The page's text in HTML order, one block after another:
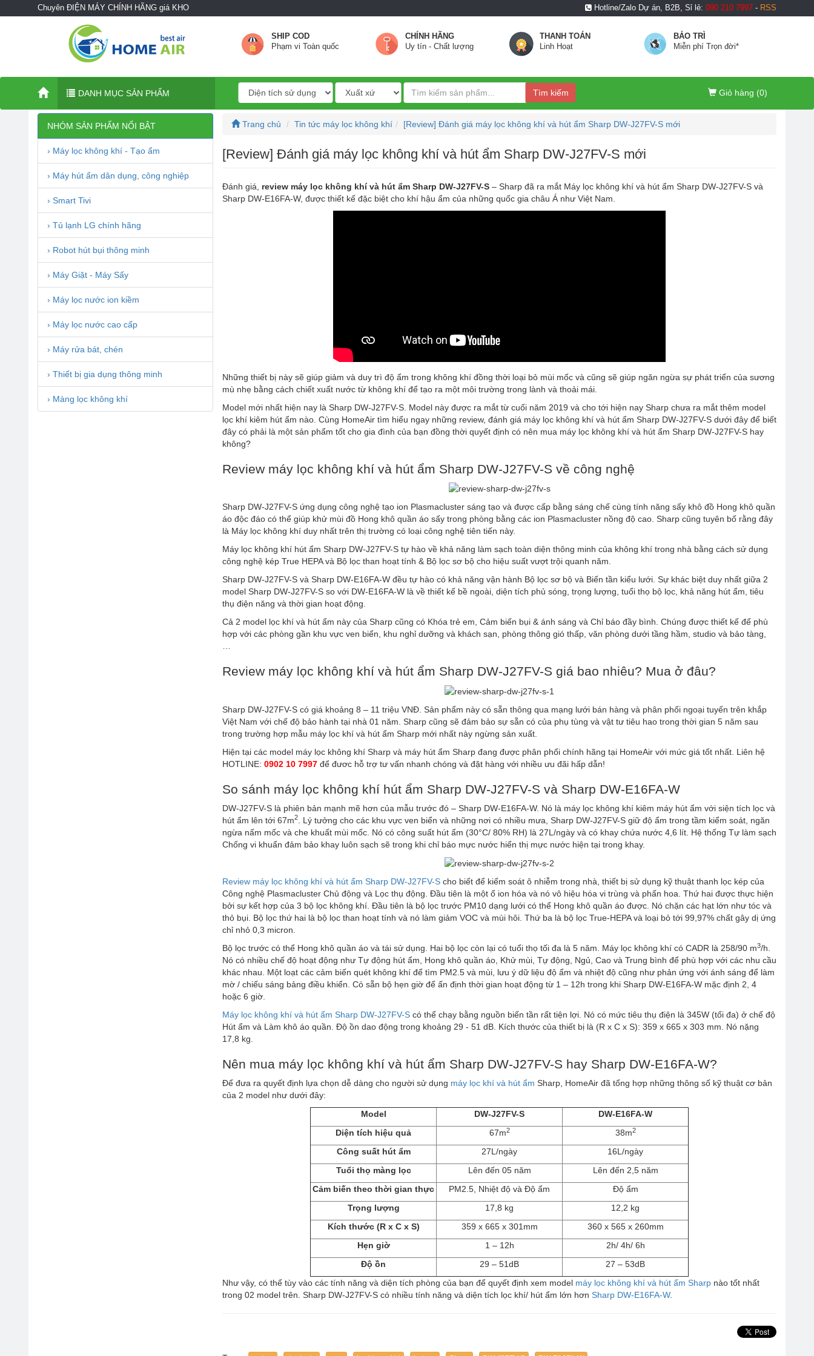
Chuyên ĐIỆN MÁY CHÍNH HÃNG giá KHO Hotline/Zalo Dự án, B2B, Sỉ lẻ: 090 210 7997 - RSS
SHIP COD
Phạm vi Toàn quốc
CHÍNH HÃNG
Uy tín - Chất lượng
THANH TOÁN
Linh Hoạt
BẢO TRÌ
Miễn phí Trọn đời*
DANH MỤC SẢN PHẨM Tìm kiếm Giỏ hàng (0)
NHÓM SẢN PHẨM NỔI BẬT
› Máy lọc không khí - Tạo ẩm
› Máy hút ẩm dân dụng, công nghiệp
› Smart Tivi
› Tủ lạnh LG chính hãng
› Robot hút bụi thông minh
› Máy Giặt - Máy Sấy
› Máy lọc nước ion kiềm
› Máy lọc nước cao cấp
› Máy rửa bát, chén
› Thiết bị gia dụng thông minh
› Màng lọc không khí
Trang chủ Tin tức máy lọc không khí [Review] Đánh giá máy lọc không khí và hút ẩm Sharp DW-J27FV-S mới
[Review] Đánh giá máy lọc không khí và hút ẩm Sharp DW-J27FV-S mới
Đánh giá, review máy lọc không khí và hút ẩm Sharp DW-J27FV-S – Sharp đã ra mắt Máy lọc không khí và hút ẩm Sharp DW-J27FV-S và
Sharp DW-E16FA-W, được thiết kế đặc biệt cho khí hậu ẩm của những quốc gia châu Á như Việt Nam.
Những thiết bị này sẽ giúp giảm và duy trì độ ẩm trong không khí đồng thời loại bỏ mùi mốc và cũng sẽ giúp ngăn ngừa sự phát triển của sương
mù nhẹ bằng cách chiết xuất nước từ không khí để tạo ra một môi trường trong lành và thoải mái.
Model mới nhất hiện nay là Sharp DW-J27FV-S. Model này được ra mắt từ cuối năm 2019 và cho tới hiện nay Sharp chưa ra mắt thêm model
lọc khí kiêm hút ẩm nào. Cùng HomeAir tìm hiểu ngay những review, đánh giá máy lọc không khí và hút ẩm Sharp DW-J27FV-S dưới đây để biết
đây có phải là một sản phẩm tốt cho gia đình của bạn đồng thời quyết định có nên mua máy lọc không khí và hút ẩm Sharp DW-J27FV-S hay
không?
Review máy lọc không khí và hút ẩm Sharp DW-J27FV-S về công nghệ
Sharp DW-J27FV-S ứng dụng công nghệ tạo ion Plasmacluster sáng tạo và được cấp bằng sáng chế cùng tính năng sấy khô đồ Hong khô quần
áo độc đáo có thể giúp khử mùi đồ Hong khô quần áo sấy trong phòng bằng các ion Plasmacluster nồng độ cao. Sharp cũng tuyên bố rằng đây
là Máy lọc không khí duy nhất trên thị trường có loại công nghệ tiên tiến này.
Máy lọc không khí hút ẩm Sharp DW-J27FV-S tự hào về khả năng làm sạch toàn diện thông minh của không khí trong nhà bằng cách sử dụng
công nghệ kép True HEPA và Bộ lọc than hoạt tính & Bộ lọc sơ bộ cho hiệu suất vượt trội quanh năm.
Sharp DW-J27FV-S và Sharp DW-E16FA-W đều tự hào có khả năng vận hành Bộ lọc sơ bộ và Biến tần kiểu lưới. Sự khác biệt duy nhất giữa 2
model Sharp DW-J27FV-S so với DW-E16FA-W là về thiết kế bề ngoài, diện tích phủ sóng, trọng lượng, tuổi thọ bộ lọc, khả năng hút ẩm, tiêu
thụ điện năng và thời gian hoạt động.
Cả 2 model lọc khí và hút ẩm này của Sharp cũng có Khóa trẻ em, Cảm biến bụi & ánh sáng và Chỉ báo đầy bình. Chúng được thiết kế để phù
hợp với các phòng gần khu vực ven biển, khu nghỉ dưỡng và khách sạn, phòng thông gió thấp, văn phòng dưới tầng hầm, studio và bảo tàng,
…
Review máy lọc không khí và hút ẩm Sharp DW-J27FV-S giá bao nhiêu? Mua ở đâu?
Sharp DW-J27FV-S có giá khoảng 8 – 11 triệu VNĐ. Sản phẩm này có sẵn thông qua mạng lưới bán hàng và phân phối ngoại tuyến trên khắp
Việt Nam với chế độ bảo hành tại nhà 01 năm. Sharp cũng sẽ đảm bảo sự sẵn có của phụ tùng và vật tư tiêu hao trong thời gian 5 năm sau
trong trường hợp mẫu máy lọc khí và hút ẩm Sharp mới nhất này ngừng sản xuất.
Hiện tại các model máy lọc không khí Sharp và máy hút ẩm Sharp đang được phân phối chính hãng tại HomeAir với mức giá tốt nhất. Liên hệ
HOTLINE: 0902 10 7997 để đươc hỗ trợ tư vấn nhanh chóng và đặt hàng với nhiều ưu đãi hấp dẫn!
So sánh máy lọc không khí hút ẩm Sharp DW-J27FV-S và Sharp DW-E16FA-W
DW-J27FV-S là phiên bản mạnh mẽ hơn của mẫu trước đó – Sharp DW-E16FA-W. Nó là máy lọc không khí kiêm máy hút ẩm với siện tích lọc và
hút ẩm lên tới 67m2
. Lý tưởng cho các khu vực ven biển và những nơi có nhiều mưa, Sharp DW-J27FV-S giữ độ ẩm trong tầm kiểm soát, ngăn
ngừa nấm mốc và che khuất mùi mốc. Nó có công suất hút ẩm (30°C/ 80% RH) là 27L/ngày và có khay chứa nước 4,6 lít. Hệ thống Tự làm sạch
Chống vi khuẩn đảm bảo khay luôn sạch sẽ trong khi chỉ báo mực nước hiển thị mực nước hiện tại trong khay.
Review máy lọc không khí và hút ẩm Sharp DW-J27FV-S cho biết để kiểm soát ô nhiễm trong nhà, thiết bị sử dụng kỹ thuật thanh lọc kép của
Công nghệ Plasmacluster Chủ động và Lọc thụ động. Đầu tiên là một ổ ion hóa và nó vô hiệu hóa vi trùng và phấn hoa. Thứ hai được thực hiện
bởi sự kết hợp của 3 bộ lọc không khí. Đầu tiên là bộ lọc trước PM10 dạng lưới có thể Hong khô quần áo được. Nó chặn các hạt lớn như tóc và
thỏ bụi. Bộ lọc thứ hai là bộ lọc than hoạt tính và nó làm giảm VOC và mùi hôi. Thứ ba là bộ lọc True-HEPA và loại bỏ tới 99,97% chất gây dị ứng
chỉ nhỏ 0,3 micron.
Bộ lọc trước có thể Hong khô quần áo và tái sử dụng. Hai bộ lọc còn lại có tuổi thọ tối đa là 5 năm. Máy lọc không khí có CADR là 258/90 m3/h.
Nó có nhiều chế độ hoạt động như Tự động hút ẩm, Hong khô quần áo, Khử mùi, Tự động, Ngủ, Cao và Trung bình để phù hợp với các nhu cầu
khác nhau. Một loạt các cảm biến quét không khí để tìm PM2.5 và mùi, lưu ý dữ liệu độ ẩm và nhiệt độ cũng như phản ứng với ánh sáng để làm
mờ / chiếu sáng bảng điều khiển. Có sẵn bộ hẹn giờ để ấn định thời gian hoạt động từ 1 – 12h trong khi Sharp DW-E16FA-W mặc định 2, 4
hoặc 6 giờ.
Máy lọc không khí và hút ẩm Sharp DW-J27FV-S có thể chạy bằng nguồn biến tần rất tiện lợi. Nó có mức tiêu thụ điện là 345W (tối đa) ở chế độ
Hút ẩm và Làm khô áo quần. Độ ồn dao động trong khoảng 29 - 51 dB. Kích thước của thiết bị là (R x C x S): 359 x 665 x 303 mm. Nó nặng
17,8 kg.
Nên mua máy lọc không khí và hút ẩm Sharp DW-J27FV-S hay Sharp DW-E16FA-W?
Để đưa ra quyết định lựa chọn dễ dàng cho người sử dụng máy lọc khí và hút ẩm Sharp, HomeAir đã tổng hợp những thông số kỹ thuật cơ bản
của 2 model như dưới đây:
Model
DW-J27FV-S
DW-E16FA-W
Diện tích hiệu quả
67m2 38m2
Công suất hút ẩm 27L/ngày
16L/ngày
Tuổi thọ màng lọc
Lên đến 05 năm
Lên đến 2,5 năm
Cảm biến theo thời gian thực
PM2.5, Nhiệt độ và Độ ẩm
Độ ẩm
Trọng lượng
17,8 kg
12,2 kg
Kích thước (R x C x S)
359 x 665 x 301mm
360 x 565 x 260mm
Hẹn giờ
1 – 12h
2h/ 4h/ 6h
Độ ồn
29 – 51dB
27 – 53dB
Như vậy, có thể tùy vào các tính năng và diện tích phòng của bạn để quyết định xem model máy lọc không khí và hút ẩm Sharp nào tốt nhất
trong 02 model trên. Sharp DW-J27FV-S có nhiều tính năng và diện tích lọc khí/ hút ẩm lớn hơn Sharp DW-E16FA-W.